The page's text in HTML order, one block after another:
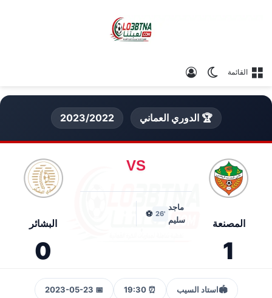
القائمة الوضع المظلم
🏆 الدوري العماني 2023/2022
المصنعة
1
VS
ماجد
سليم
'26
⚽
البشائر
0
🏟️استاد السيب ⏰ 19:30
📅 2023-05-23